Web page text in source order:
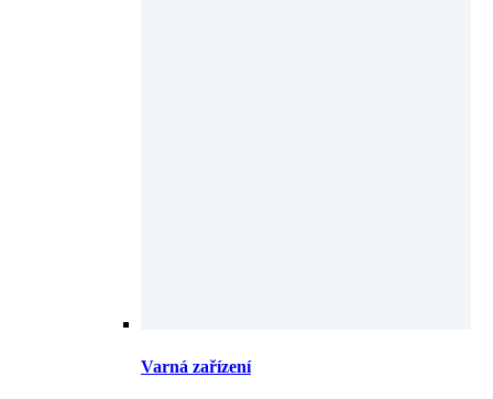
Varná zařízení